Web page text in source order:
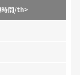
時間/th>